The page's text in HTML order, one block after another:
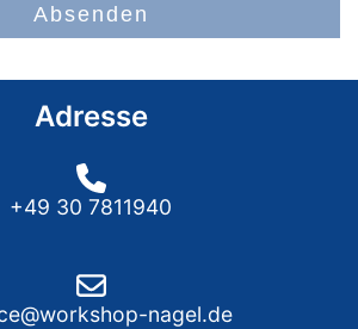
Absenden
Adresse
+49 30 7811940
nagel.de